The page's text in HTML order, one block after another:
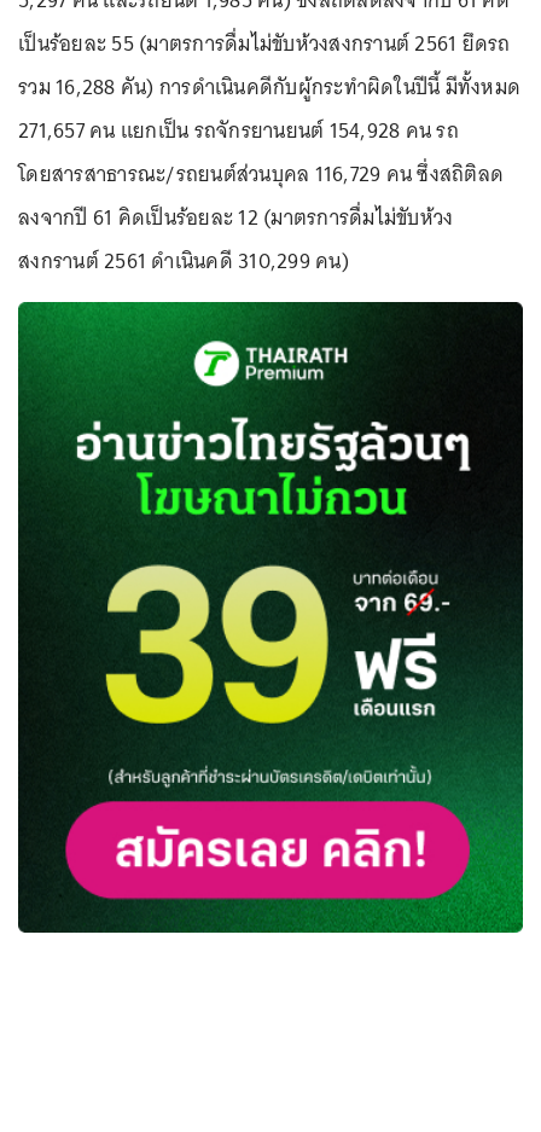
เป็นร้อยละ 55 (มาตรการดื่มไม่ขับห้วงสงกรานต์ 2561 ยึดรถ
รวม 16,288 คัน) การดำเนินคดีกับผู้กระทำผิดในปีนี้ มีทั้งหมด
271,657 คน แยกเป็น รถจักรยานยนต์ 154,928 คน รถ
โดยสารสาธารณะ/รถยนต์ส่วนบุคล 116,729 คน ซึ่งสถิติลด
ลงจากปี 61 คิดเป็นร้อยละ 12 (มาตรการดื่มไม่ขับห้วง
สงกรานต์ 2561 ดำเนินคดี 310,299 คน)